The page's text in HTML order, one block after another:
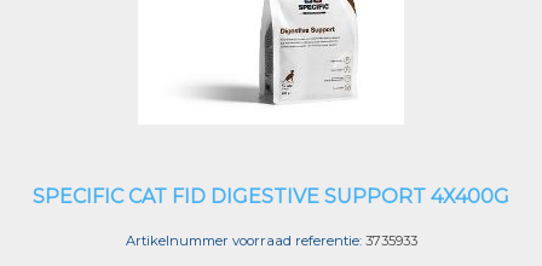
SPECIFIC CAT FID DIGESTIVE SUPPORT 4X400G
Artikelnummer voorraad referentie: 3735933